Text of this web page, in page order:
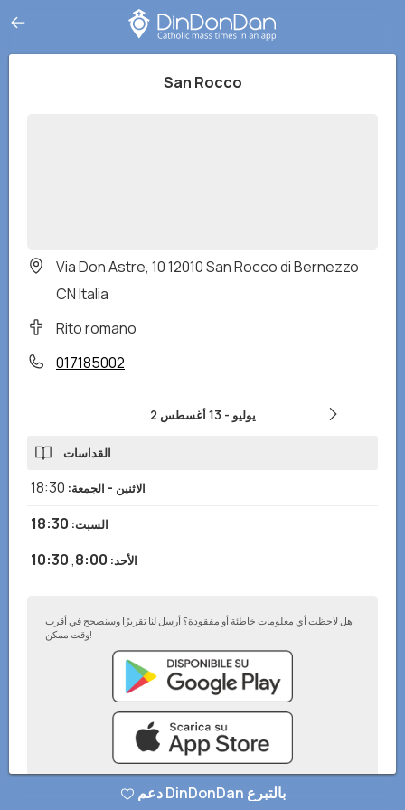
San Rocco
Via Don Astre, 10 12010 San Rocco di Bernezzo
CN Italia
Rito romano
017185002
2 يوليو -13 أغسطس
القداسات
الاثنين - الجمعة:
18:30
السبت:
18:30
الأحد:
8:00
,
10:30
هل لاحظت أي معلومات خاطئة أو مفقودة؟ أرسل لنا تقريرًا وسنصحح في أقرب
وقت ممكن!
دعم DinDonDan بالتبرع